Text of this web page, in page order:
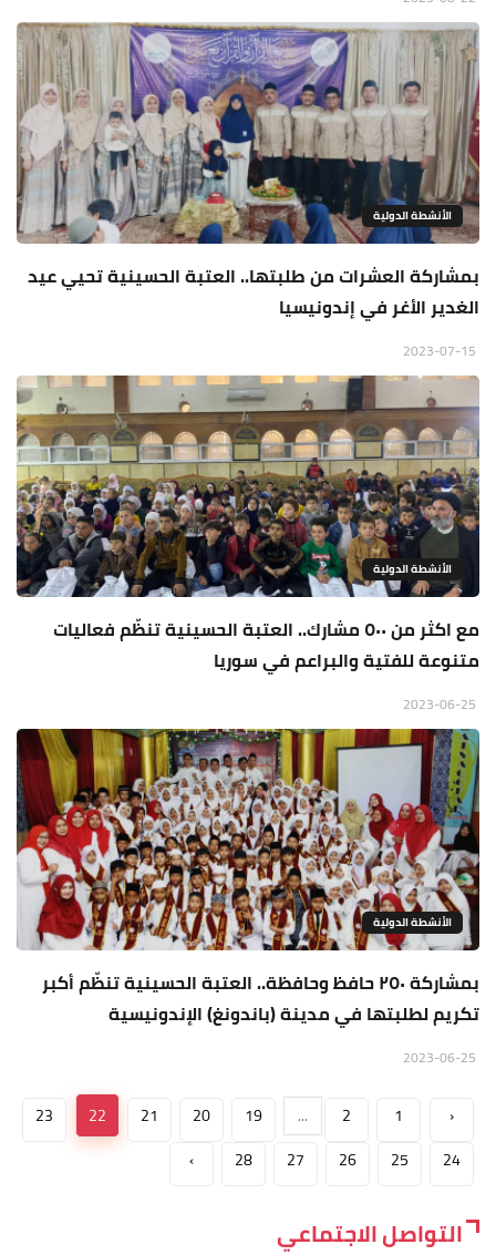
الأنشطة الدولية
بمشاركة العشرات من طلبتها.. العتبة الحسينية تحيي عيد
الغدير الأغر في إندونيسيا
الأنشطة الدولية
مع اكثر من ٥٠٠ مشارك.. العتبة الحسينية تنظّم فعاليات
متنوعة للفتية والبراعم في سوريا
الأنشطة الدولية
بمشاركة ٢٥٠ حافظ وحافظة.. العتبة الحسينية تنظّم أكبر
تكريم لطلبتها في مدينة (باندونغ) الإندونيسية
‹
1
2
...
19
20
21
22
23
24
25
26
27
28
›
التواصل الاجتماعي